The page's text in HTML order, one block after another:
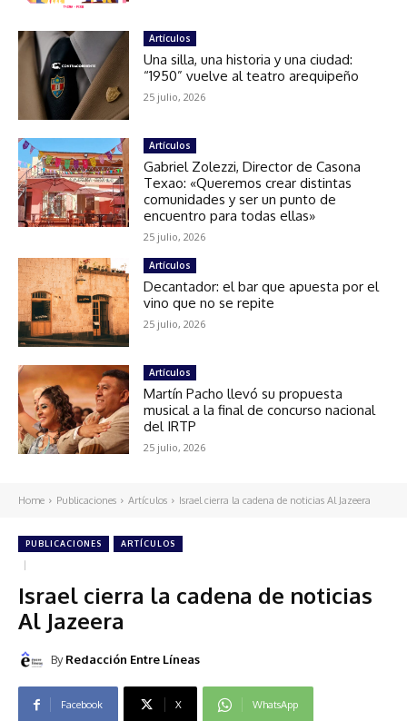
Artículos
Una silla, una historia y una ciudad:
“1950” vuelve al teatro arequipeño
25 julio, 2026
Artículos
Gabriel Zolezzi, Director de Casona
Texao: «Queremos crear distintas
comunidades y ser un punto de
encuentro para todas ellas»
25 julio, 2026
Artículos
Decantador: el bar que apuesta por el
vino que no se repite
25 julio, 2026
Artículos
Martín Pacho llevó su propuesta
musical a la final de concurso nacional
del IRTP
25 julio, 2026